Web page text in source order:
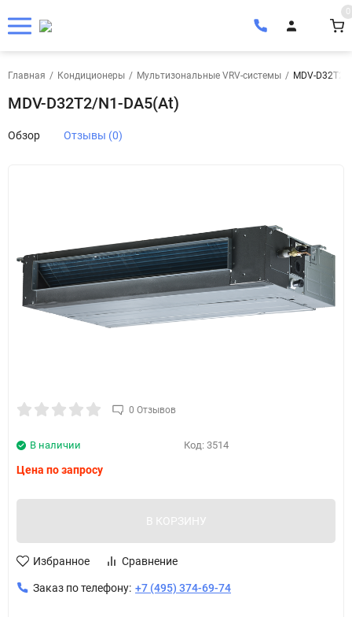
0
Главная / Кондиционеры / Мультизональные VRV-системы / MDV-D32T2/
MDV-D32T2/N1-DA5(At)
Обзор Отзывы (0)
0 Отзывов
Код: 3514
В наличии
Цена по запросу
В КОРЗИНУ
Избранное Сравнение
Заказ по телефону: +7 (495) 374-69-74